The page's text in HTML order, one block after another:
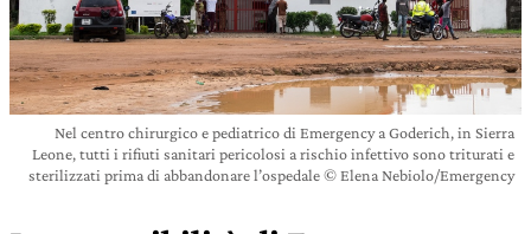
Nel centro chirurgico e pediatrico di Emergency a Goderich, in Sierra
Leone, tutti i rifiuti sanitari pericolosi a rischio infettivo sono triturati e
sterilizzati prima di abbandonare l’ospedale © Elena Nebiolo/Emergency